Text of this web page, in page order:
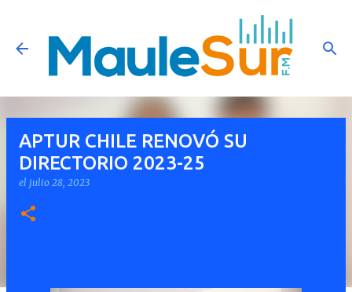
Ir al contenido principal
APTUR CHILE RENOVÓ SU
DIRECTORIO 2023-25
el julio 28, 2023